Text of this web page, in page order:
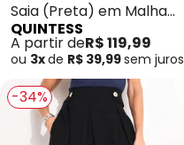
Saia (Preta) em Malha
Crepe
QUINTESS
A partir deR$ 119,99
ou 3xde R$ 39,99sem juros
-34%